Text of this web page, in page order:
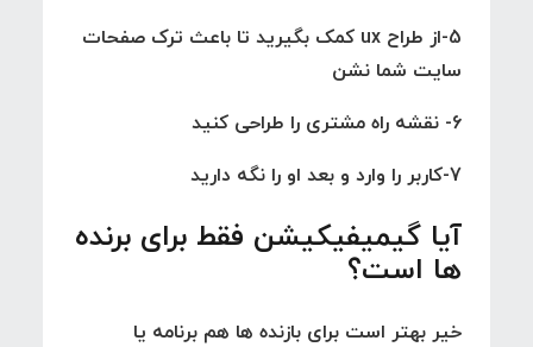
5-از طراح ux کمک بگیرید تا باعث ترک صفحات
سایت شما نشن
6- نقشه راه مشتری را طراحی کنید
7-کاربر را وارد و بعد او را نگه دارید
آیا گیمیفیکیشن فقط برای برنده
ها است؟
خیر بهتر است برای بازنده ها هم برنامه یا